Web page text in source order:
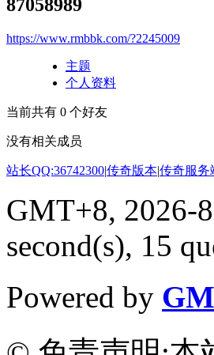
87058989
https://www.rmbbk.com/?2245009
主题
个人资料
当前共有 0 个好友
没有相关成员
站长QQ:36742300|传奇版本|传奇服务
GMT+8, 2026-
second(s), 15
Powered by